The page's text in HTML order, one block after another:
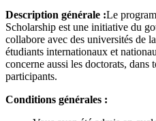
Description générale :Le
Scholarship est une initiative du
collabore avec des universités de
étudiants internationaux et
concerne aussi les doctorats, dans
participants.
Conditions générales :